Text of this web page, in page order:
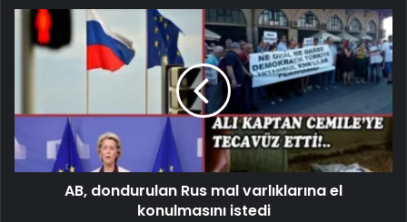
AB, dondurulan Rus mal varlıklarına el
konulmasını istedi